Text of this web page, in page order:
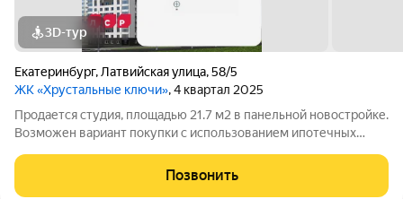
3D-тур
Екатеринбург, Латвийская улица,58/5
ЖК «Хрустальные ключи», 4 квартал 2025
Продается студия, площадью 21.7 м2 в панельной новостройке.
Возможен вариант покупки с использованием ипотечных
Квартира располагается на 25 этаже 25-этажного дома в ЖК
Хрустальные Ключи.
Позвонить